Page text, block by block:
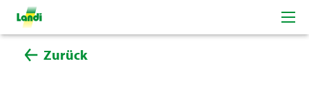
Zurück